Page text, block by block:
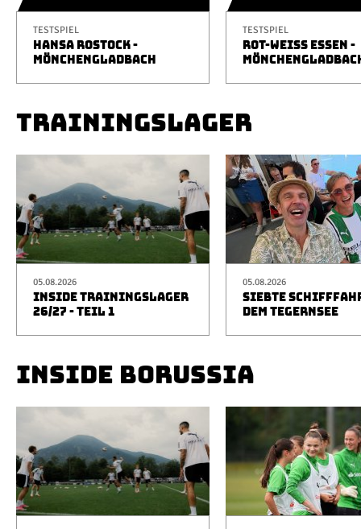
TESTSPIEL
HANSA ROSTOCK -
MÖNCHENGLADBACH
TESTSPIEL
ROT-WEISS ESSEN -
TRAININGSLAGER
05.08.2026
INSIDE TRAININGSLAGER
26/27 - TEIL 1
05.08.2026
SIEBTE
DEM TEGERNSEE
INSIDE BORUSSIA